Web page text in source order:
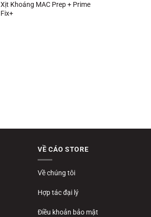
Xịt Khoáng MAC Prep + Prime
Fix+
VỀ CÁO STORE
Về chúng tôi
Hợp tác đại lý
Điều khoản bảo mật